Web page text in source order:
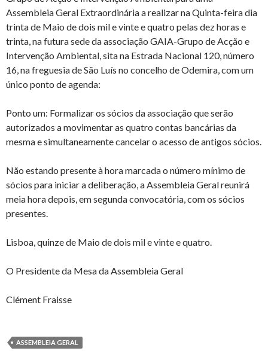
Assembleia Geral Extraordinária a realizar na Quinta-feira dia
trinta de Maio de dois mil e vinte e quatro pelas dez horas e
trinta, na futura sede da associação GAIA-Grupo de Acção e
Intervenção Ambiental, sita na Estrada Nacional 120, número
16, na freguesia de São Luís no concelho de Odemira, com um
único ponto de agenda:
Ponto um: Formalizar os sócios da associação que serão
autorizados a movimentar as quatro contas bancárias da
mesma e simultaneamente cancelar o acesso de antigos sócios.
Não estando presente à hora marcada o número mínimo de
sócios para iniciar a deliberação, a Assembleia Geral reunirá
meia hora depois, em segunda convocatória, com os sócios
presentes.
Lisboa, quinze de Maio de dois mil e vinte e quatro.
O Presidente da Mesa da Assembleia Geral
Clément Fraisse
ASSEMBLEIA GERAL